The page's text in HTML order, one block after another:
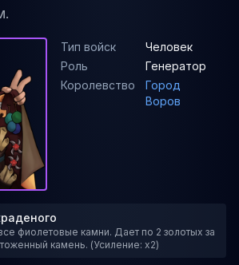
Тип войск
Человек
Роль
Генератор
Королевство
Город
Воров
фиолетовые камни. Дает по 2 золотых за
камень. (Усиление: x2)